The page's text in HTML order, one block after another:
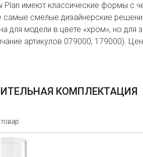
Plan имеют классические формы с
самые смелые дизайнерские
для модели в цвете «хром», но
артикулов 079000, 179000).
КОМПЛЕКТАЦИЯ